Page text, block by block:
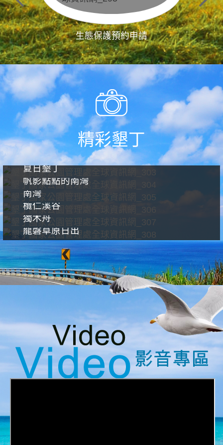
生態保護預約申請
精彩墾丁
夏日墾丁
帆影點點的南灣
南灣
欖仁溪谷
獨木舟
龍磐草原日出